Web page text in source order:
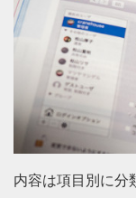
内容は項目別に分